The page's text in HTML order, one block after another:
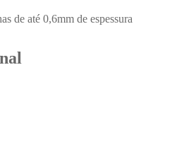
de até 0,6mm de espessura